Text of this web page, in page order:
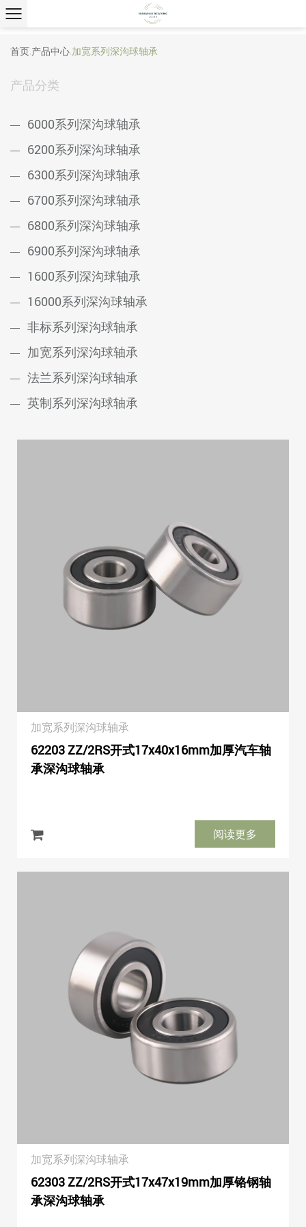
首页 产品中心 加宽系列深沟球轴承
产品分类
6000系列深沟球轴承
6200系列深沟球轴承
6300系列深沟球轴承
6700系列深沟球轴承
6800系列深沟球轴承
6900系列深沟球轴承
1600系列深沟球轴承
16000系列深沟球轴承
非标系列深沟球轴承
加宽系列深沟球轴承
法兰系列深沟球轴承
英制系列深沟球轴承
加宽系列深沟球轴承
62203 ZZ/2RS开式17x40x16mm加厚汽车轴
承深沟球轴承
阅读更多
加宽系列深沟球轴承
62303 ZZ/2RS开式17x47x19mm加厚铬钢轴
承深沟球轴承